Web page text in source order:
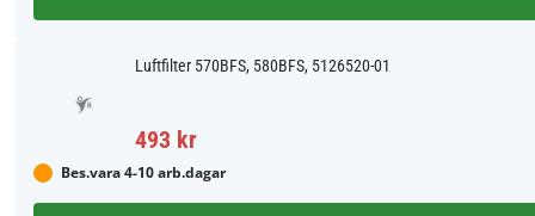
Luftfilter 570BFS, 580BFS, 5126520-01
493 kr
Bes.vara 4-10 arb.dagar